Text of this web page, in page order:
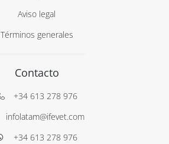
Aviso legal
Términos generales
Contacto
+34 613 278 976
infolatam@ifevet.com
+34 613 278 976